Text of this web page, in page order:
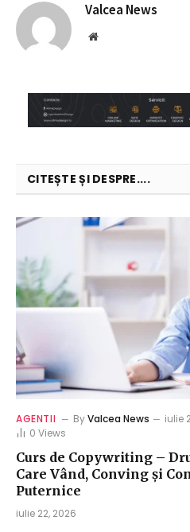
Valcea News
Website
CITEȘTE ȘI DESPRE....
AGENTII ByValcea News iulie
0 Views
Curs de Copywriting –
Care Vând, Conving și
Puternice
iulie 22, 2026